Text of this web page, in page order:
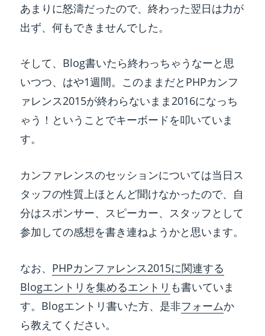
あまりに怒濤だったので、終わった翌日は力が
出ず、何もできませんでした。
そして、Blog書いたら終わっちゃうなーと思
いつつ、はや1週間。このままだとPHPカンフ
ァレンス2015が終わらないまま2016になっち
ゃう！ということでキーボードを叩いていま
す。
カンファレンスのセッションについては当日ス
タッフの性質上ほとんど聞けなかったので、自
分はスポンサー、スピーカー、スタッフとして
参加しての感想を書き連ねようかと思います。
なお、 PHPカンファレンス2015に関連する
Blogエントリを集めるエントリ も書いていま
す。Blogエントリ書いた方、是非フォームか
ら教えてください。